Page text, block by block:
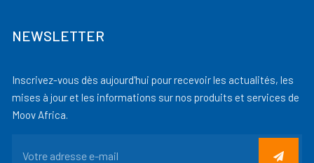
NEWSLETTER
Inscrivez-vous dès aujourd'hui pour recevoir les actualités, les
mises à jour et les informations sur nos produits et services de
Moov Africa.